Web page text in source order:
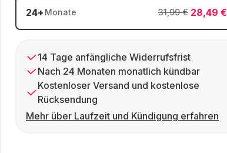
24+ Monate 28,49 €
31,99 €
14 Tage anfängliche Widerrufsfrist
Nach 24 Monaten monatlich kündbar
Kostenloser Versand und kostenlose
Rücksendung
Mehr über Laufzeit und Kündigung erfahren